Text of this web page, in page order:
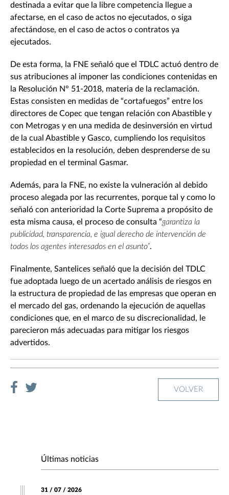
destinada a evitar que la libre competencia llegue a
afectarse, en el caso de actos no ejecutados, o siga
afectándose, en el caso de actos o contratos ya
ejecutados.
De esta forma, la FNE señaló que el TDLC actuó dentro de
sus atribuciones al imponer las condiciones contenidas en
la Resolución N° 51-2018, materia de la reclamación.
Estas consisten en medidas de “cortafuegos” entre los
directores de Copec que tengan relación con Abastible y
con Metrogas y en una medida de desinversión en virtud
de la cual Abastible y Gasco, cumpliendo los requisitos
establecidos en la resolución, deben desprenderse de su
propiedad en el terminal Gasmar.
Además, para la FNE, no existe la vulneración al debido
proceso alegada por las recurrentes, porque tal y como lo
señaló con anterioridad la Corte Suprema a propósito de
esta misma causa, el proceso de consulta “garantiza la
publicidad, transparencia, e igual derecho de intervención de
todos los agentes interesados en el asunto”.
Finalmente, Santelices señaló que la decisión del TDLC
fue adoptada luego de un acertado análisis de riesgos en
la estructura de propiedad de las empresas que operan en
el mercado del gas, ordenando la ejecución de aquellas
condiciones que, en el marco de su discrecionalidad, le
parecieron más adecuadas para mitigar los riesgos
advertidos.
VOLVER
Últimas noticias
31 / 07 / 2026